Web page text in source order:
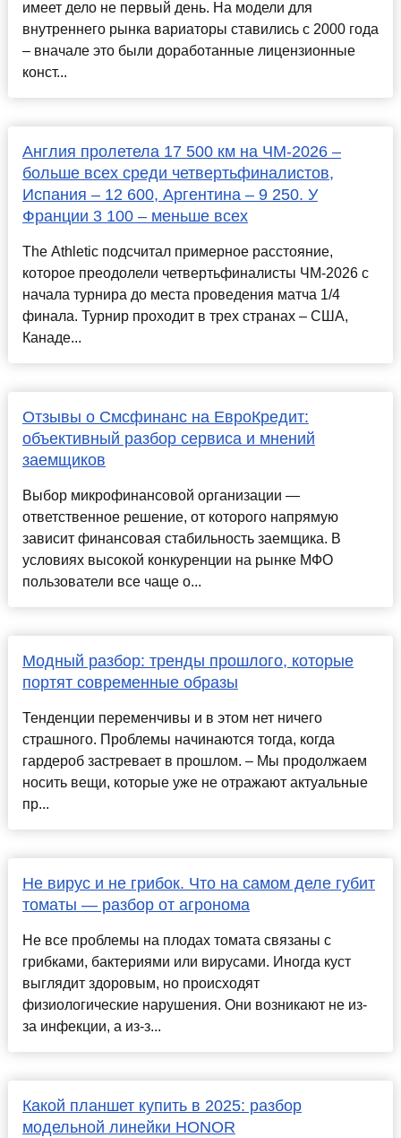
имеет дело не первый день. На модели для
внутреннего рынка вариаторы ставились с 2000 года
– вначале это были доработанные лицензионные
конст...
Англия пролетела 17 500 км на ЧМ-2026 –
больше всех среди четвертьфиналистов,
Испания – 12 600, Аргентина – 9 250. У
Франции 3 100 – меньше всех
The Athletic подсчитал примерное расстояние,
которое преодолели четвертьфиналисты ЧМ-2026 с
начала турнира до места проведения матча 1/4
финала. Турнир проходит в трех странах – США,
Канаде...
Отзывы о Смсфинанс на ЕвроКредит:
объективный разбор сервиса и мнений
заемщиков
Выбор микрофинансовой организации —
ответственное решение, от которого напрямую
зависит финансовая стабильность заемщика. В
условиях высокой конкуренции на рынке МФО
пользователи все чаще о...
Модный разбор: тренды прошлого, которые
портят современные образы
Тенденции переменчивы и в этом нет ничего
страшного. Проблемы начинаются тогда, когда
гардероб застревает в прошлом. – Мы продолжаем
носить вещи, которые уже не отражают актуальные
пр...
Не вирус и не грибок. Что на самом деле губит
томаты — разбор от агронома
Не все проблемы на плодах томата связаны с
грибками, бактериями или вирусами. Иногда куст
выглядит здоровым, но происходят
физиологические нарушения. Они возникают не из-
за инфекции, а из-з...
Какой планшет купить в 2025: разбор
модельной линейки HONOR